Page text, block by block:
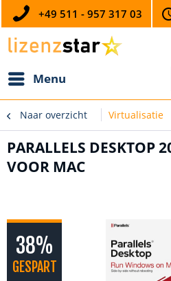
+49 511 - 957 317 03
Menu
Naar overzicht Virtualisatie
PARALLELS DESKTOP
VOOR MAC
38%
GESPART